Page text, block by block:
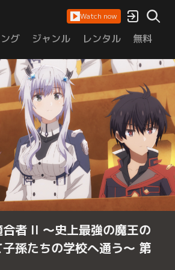
Watch now
グ ジャンル レンタル 無料
者 II ～史上最強の魔王の
孫たちの学校へ通う～ 第